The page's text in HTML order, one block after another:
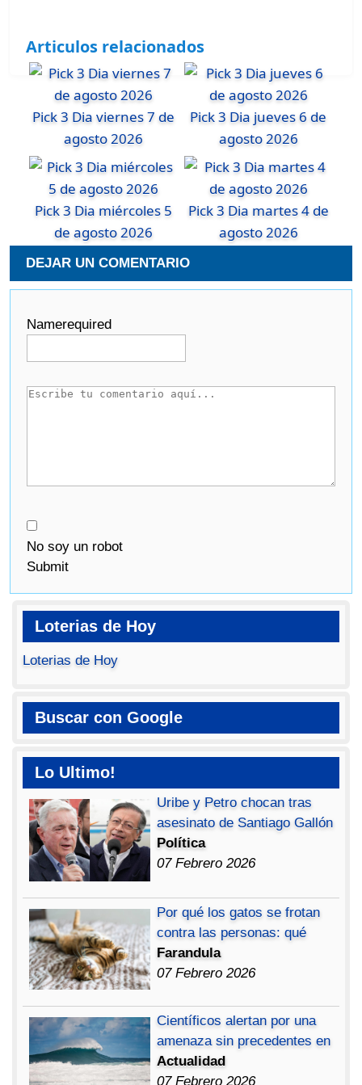
Articulos relacionados
Pick 3 Dia viernes 7 de
agosto 2026
Pick 3 Dia jueves 6 de
agosto 2026
Pick 3 Dia miércoles 5
de agosto 2026
Pick 3 Dia martes 4 de
agosto 2026
DEJAR UN COMENTARIO
Namerequired
No soy un robot
Submit
Loterias de Hoy
Loterias de Hoy
Buscar con Google
Lo Ultimo!
Uribe y Petro chocan tras
asesinato de Santiago Gallón
Política
07 Febrero 2026
Por qué los gatos se frotan
contra las personas: qué
Farandula
07 Febrero 2026
Científicos alertan por una
amenaza sin precedentes en
Actualidad
07 Febrero 2026